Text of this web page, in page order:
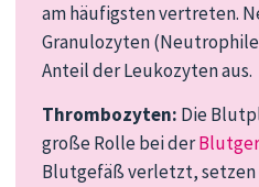
am häufigsten vertreten.
Granulozyten
Anteil der Leukozyten aus.
Thrombozyten: Die
große Rolle bei der
Blutgefäß verletzt,